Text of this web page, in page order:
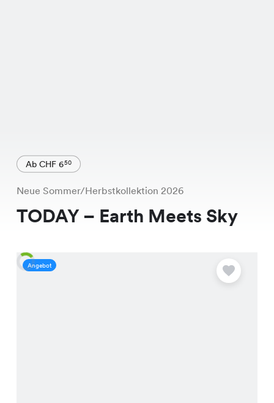
Ab CHF 650
Neue Sommer/Herbstkollektion 2026
TODAY – Earth Meets Sky
Angebot